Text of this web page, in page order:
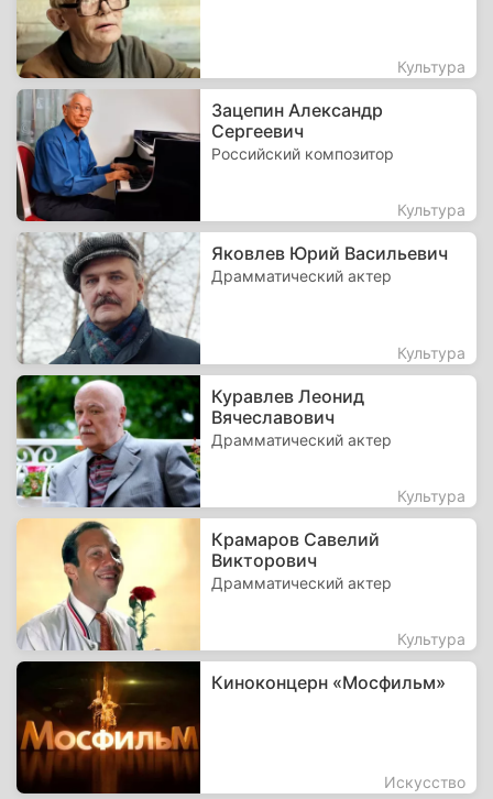
Культура
Зацепин Александр
Сергеевич
Российский композитор
Культура
Яковлев Юрий Васильевич
Драмматический актер
Культура
Куравлев Леонид
Вячеславович
Драмматический актер
Культура
Крамаров Савелий
Викторович
Драмматический актер
Культура
Киноконцерн «Мосфильм»
Искусство